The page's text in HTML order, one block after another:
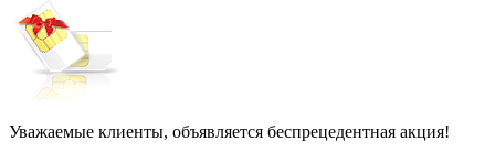
Уважаемые клиенты, объявляется беспрецедентная акция!